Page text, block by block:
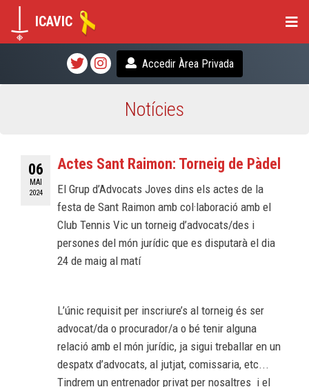
Accedir Àrea Privada
ICAVIC
Notícies
06
MAI
2024
Actes Sant Raimon: Torneig de Pàdel
El Grup d’Advocats Joves dins els actes de la
festa de Sant Raimon amb col·laboració amb el
Club Tennis Vic un torneig d’advocats/des i
persones del món jurídic que es disputarà el dia
24 de maig al matí
L’únic requisit per inscriure’s al torneig és ser
advocat/da o procurador/a o bé tenir alguna
relació amb el món jurídic, ja sigui treballar en un
despatx d’advocats, al jutjat, comissaria, etc...
Tindrem un entrenador privat per nosaltres i el